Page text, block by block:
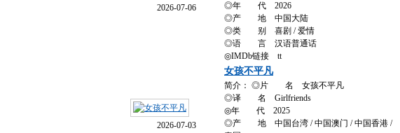
2026-07-06
◎年 代 2026
◎产 地 中国大陆
◎类 别 喜剧 / 爱情
◎语 言 汉语普通话
◎IMDb链接 tt
2026-07-03
女孩不平凡
简介： ◎片 名 女孩不平凡
◎译 名 Girlfriends
◎年 代 2025
◎产 地 中国台湾 / 中国澳门 / 中国香港 /